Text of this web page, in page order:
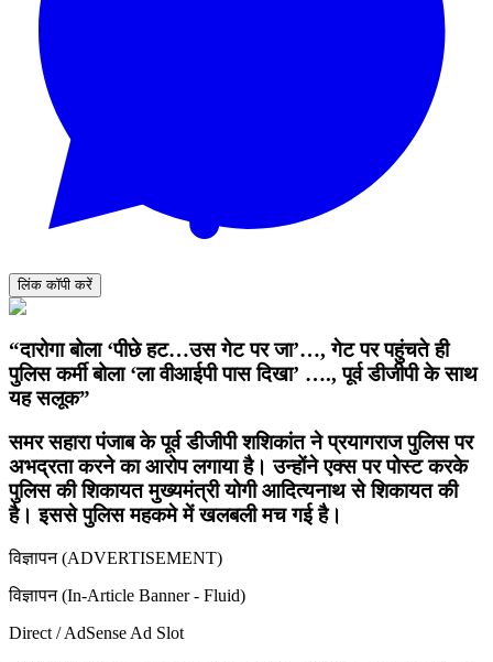
लिंक कॉपी करें
“दारोगा बोला ‘पीछे हट…उस गेट पर जा’…, गेट पर पहुंचते ही
पुलिस कर्मी बोला ‘ला वीआईपी पास दिखा’ …., पूर्व डीजीपी के साथ
यह सलूक”
समर सहारा पंजाब के पूर्व डीजीपी शशिकांत ने प्रयागराज पुलिस पर
अभद्रता करने का आरोप लगाया है। उन्होंने एक्स पर पोस्ट करके
पुलिस की शिकायत मुख्यमंत्री योगी आदित्यनाथ से शिकायत की
है। इससे पुलिस महकमे में खलबली मच गई है।
विज्ञापन (ADVERTISEMENT)
विज्ञापन (In-Article Banner - Fluid)
Direct / AdSense Ad Slot